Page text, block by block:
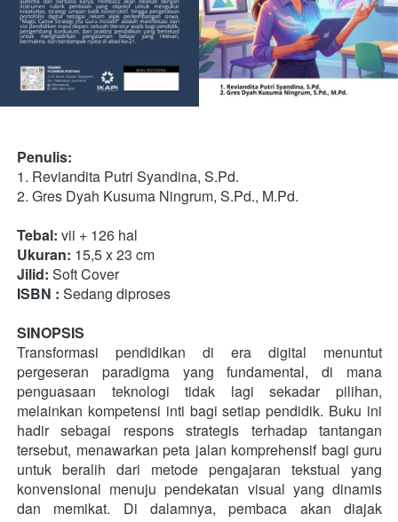
Penulis:
1. Reviandita Putri Syandina, S.Pd.
2. Gres Dyah Kusuma Ningrum, S.Pd., M.Pd.
Tebal: vii + 126 hal
Ukuran: 15,5 x 23 cm
Jilid: Soft Cover
ISBN : Sedang diproses
SINOPSIS
Transformasi pendidikan di era digital menuntut
pergeseran paradigma yang fundamental, di mana
penguasaan teknologi tidak lagi sekadar pilihan,
melainkan kompetensi inti bagi setiap pendidik. Buku ini
hadir sebagai respons strategis terhadap tantangan
tersebut, menawarkan peta jalan komprehensif bagi guru
untuk beralih dari metode pengajaran tekstual yang
konvensional menuju pendekatan visual yang dinamis
dan memikat. Di dalamnya, pembaca akan diajak